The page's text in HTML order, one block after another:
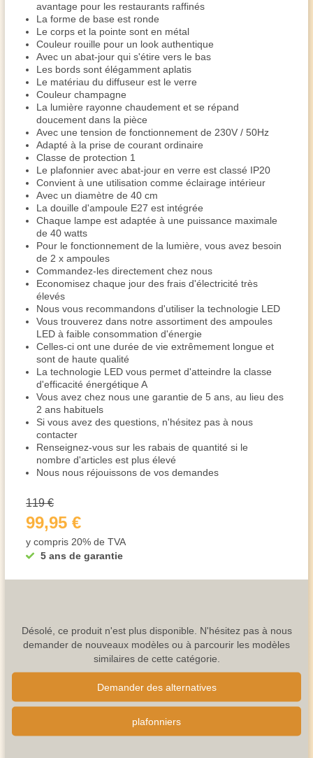
avantage pour les restaurants raffinés
La forme de base est ronde
Le corps et la pointe sont en métal
Couleur rouille pour un look authentique
Avec un abat-jour qui s'étire vers le bas
Les bords sont élégamment aplatis
Le matériau du diffuseur est le verre
Couleur champagne
La lumière rayonne chaudement et se répand
doucement dans la pièce
Avec une tension de fonctionnement de 230V / 50Hz
Adapté à la prise de courant ordinaire
Classe de protection 1
Le plafonnier avec abat-jour en verre est classé IP20
Convient à une utilisation comme éclairage intérieur
Avec un diamètre de 40 cm
La douille d'ampoule E27 est intégrée
Chaque lampe est adaptée à une puissance maximale
de 40 watts
Pour le fonctionnement de la lumière, vous avez besoin
de 2 x ampoules
Commandez-les directement chez nous
Economisez chaque jour des frais d'électricité très
élevés
Nous vous recommandons d'utiliser la technologie LED
Vous trouverez dans notre assortiment des ampoules
LED à faible consommation d'énergie
Celles-ci ont une durée de vie extrêmement longue et
sont de haute qualité
La technologie LED vous permet d'atteindre la classe
d'efficacité énergétique A
Vous avez chez nous une garantie de 5 ans, au lieu des
2 ans habituels
Si vous avez des questions, n'hésitez pas à nous
contacter
Renseignez-vous sur les rabais de quantité si le
nombre d'articles est plus élevé
Nous nous réjouissons de vos demandes
5 ans de garantie
119 €
99,95 €
y compris 20% de TVA
Désolé, ce produit n'est plus disponible. N'hésitez pas à nous
demander de nouveaux modèles ou à parcourir les modèles
similaires de cette catégorie.
Demander des alternatives
plafonniers